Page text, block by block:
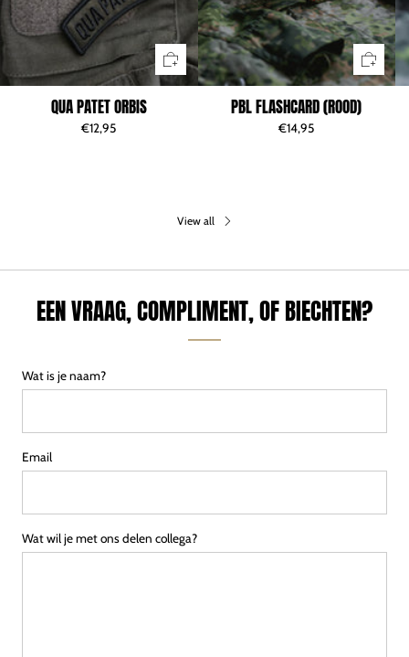
QUA PATET ORBIS
€12,95
PBL FLASHCARD (ROOD)
€14,95
View all
EEN VRAAG, COMPLIMENT, OF BIECHTEN?
Wat is je naam?
Email
Wat wil je met ons delen collega?